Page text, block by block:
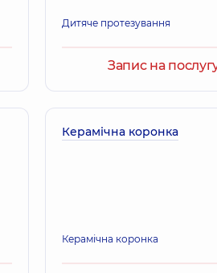
Дитяче протезування
Запис на
Керамічна коронка
Керамічна коронка